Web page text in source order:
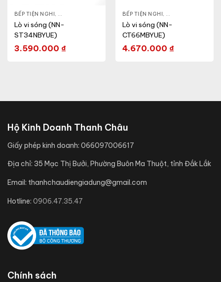
BẾP TIỆN NGHI , GIA DỤNG KHỎE & ĐẸP ,LÒ VI SÓNG
Lò vi sóng (NN-
ST34NBYUE)
3.590.000 ₫
BẾP TIỆN NGHI , GIA DỤNG KHỎE &
Lò vi sóng (NN-
CT66MBYUE)
4.670.000 ₫
,LÒ VI SÓNG
Hộ Kinh Doanh Thanh Châu
Giấy phép kinh doanh: 066097006617
Địa chỉ: 35 Mạc Thị Bưởi, Phường Buôn Ma Thuột, tỉnh Đắk Lắk
Email: thanhchaudiengiadung@gmail.com
Hotline: 0906.47.35.47
Chính sách